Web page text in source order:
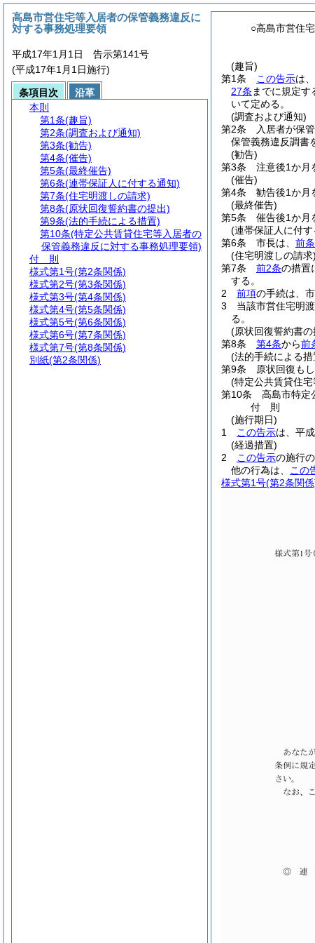
○高島市営住
(趣旨)
第1条
この告示は
27条 までに規定
いて定める。
(調査および通知)
第2条
入居者が保
保管義務違反調書
(勧告)
第3条
注意後1か月
(催告)
第4条
勧告後1か月
(最終催告)
第5条
催告後1か月
(連帯保証人に付す
第6条
市長は、 前条
(住宅明渡しの請求)
第7条
前2条の措置
する。
2
前項の手続は、
3
当該市営住宅明
る。
(原状回復誓約書の
第8条
第4条から前
(法的手続による措
第9条
原状回復も
(特定公共賃貸住
第10条
高島市特定
付 則
(施行期日)
1
この告示は、平
(経過措置)
2
この告示の施行
他の行為は、
この
様式第1号(第2条関
高島市営住宅等入居者の保管義務違反に
対する事務処理要領
平成17年1月1日 告示第141号
(平成17年1月1日施行)
条項目次
沿革
本則
第1条(趣旨)
第2条(調査および通知)
第3条(勧告)
第4条(催告)
第5条(最終催告)
第6条(連帯保証人に付する通知)
第7条(住宅明渡しの請求)
第8条(原状回復誓約書の提出)
第9条(法的手続による措置)
第10条(特定公共賃貸住宅等入居者の
保管義務違反に対する事務処理要領)
付 則
様式第1号(第2条関係)
様式第2号(第3条関係)
様式第3号(第4条関係)
様式第4号(第5条関係)
様式第5号(第6条関係)
様式第6号(第7条関係)
様式第7号(第8条関係)
別紙(第2条関係)